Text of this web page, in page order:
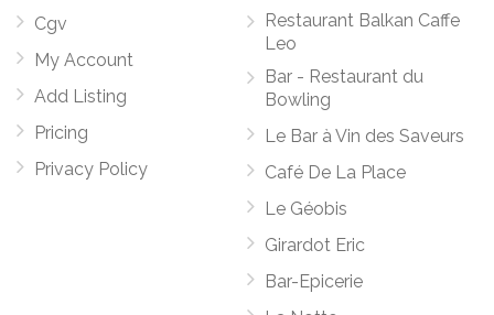
Cgv
My Account
Add Listing
Pricing
Privacy Policy
Restaurant Balkan Caffe
Leo
Bar - Restaurant du
Bowling
Le Bar à Vin des Saveurs
Café De La Place
Le Géobis
Girardot Eric
Bar-Epicerie